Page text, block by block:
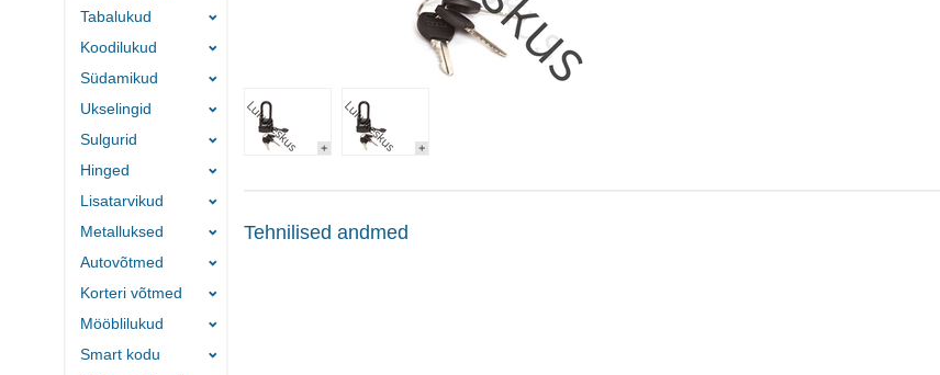
Tehnilised andmed
Tabalukud
Koodilukud
Südamikud
Ukselingid
Sulgurid
Hinged
Lisatarvikud
Metalluksed
Autovõtmed
Korteri võtmed
Mööblilukud
Smart kodu